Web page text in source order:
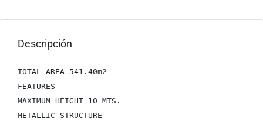
Descripción
TOTAL AREA 541.40m2
FEATURES
MAXIMUM HEIGHT 10 MTS.
METALLIC STRUCTURE